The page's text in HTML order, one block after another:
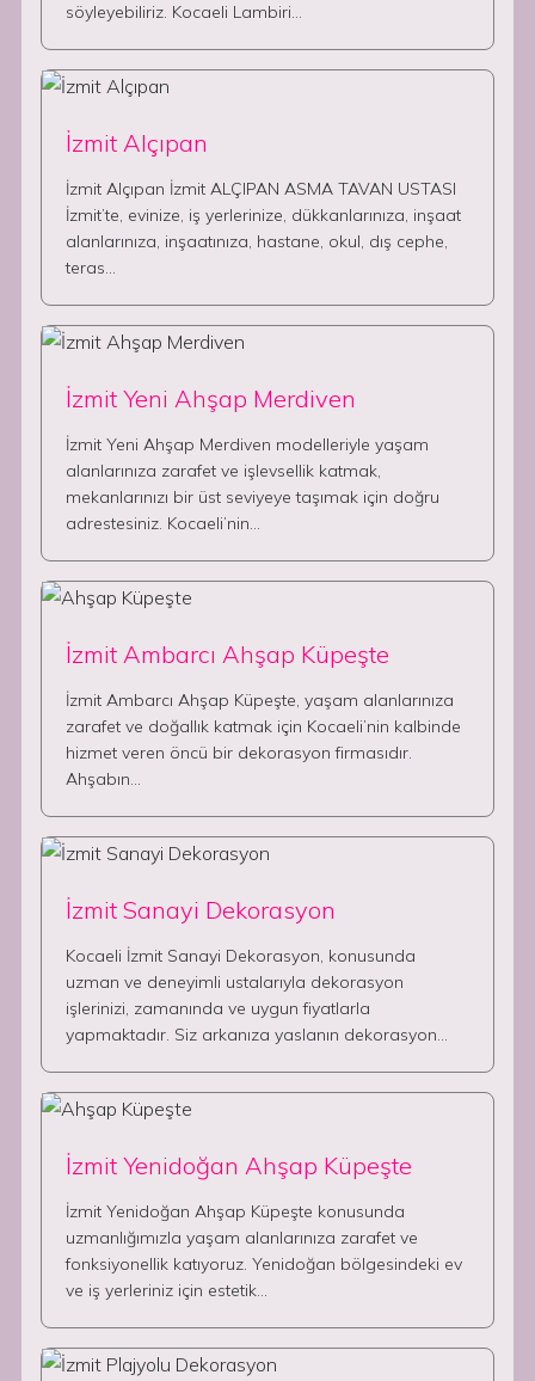
söyleyebiliriz. Kocaeli Lambiri…
İzmit Alçıpan
İzmit Alçıpan İzmit ALÇIPAN ASMA TAVAN USTASI
İzmit’te, evinize, iş yerlerinize, dükkanlarınıza, inşaat
alanlarınıza, inşaatınıza, hastane, okul, dış cephe,
teras…
İzmit Yeni Ahşap Merdiven
İzmit Yeni Ahşap Merdiven modelleriyle yaşam
alanlarınıza zarafet ve işlevsellik katmak,
mekanlarınızı bir üst seviyeye taşımak için doğru
adrestesiniz. Kocaeli’nin…
İzmit Ambarcı Ahşap Küpeşte
İzmit Ambarcı Ahşap Küpeşte, yaşam alanlarınıza
zarafet ve doğallık katmak için Kocaeli’nin kalbinde
hizmet veren öncü bir dekorasyon firmasıdır.
Ahşabın…
İzmit Sanayi Dekorasyon
Kocaeli İzmit Sanayi Dekorasyon, konusunda
uzman ve deneyimli ustalarıyla dekorasyon
işlerinizi, zamanında ve uygun fiyatlarla
yapmaktadır. Siz arkanıza yaslanın dekorasyon…
İzmit Yenidoğan Ahşap Küpeşte
İzmit Yenidoğan Ahşap Küpeşte konusunda
uzmanlığımızla yaşam alanlarınıza zarafet ve
fonksiyonellik katıyoruz. Yenidoğan bölgesindeki ev
ve iş yerleriniz için estetik…